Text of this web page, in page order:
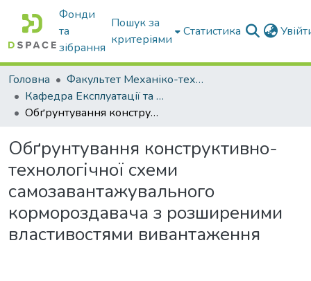
Фонди
та
зібрання
Пошук за
критеріями
Статистика
Головна
Факультет Механіко-технологічний
Кафедра Експлуатації та технічного сервісу машин
Обґрунтування конструктивно-технологічної схеми самозавантажувального кормороздавача з розширеними властивостями вивантаження
Обґрунтування конструктивно-
технологічної схеми
самозавантажувального
кормороздавача з розширеними
властивостями вивантаження